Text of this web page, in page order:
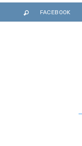
FACEBOOK